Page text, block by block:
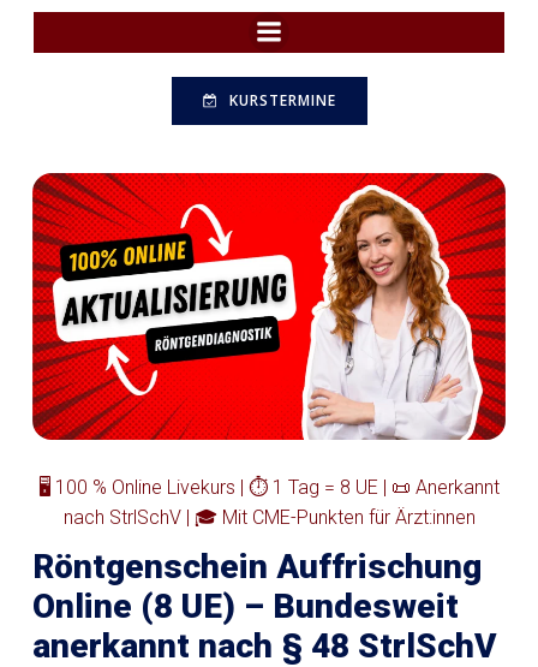
Zum
Inhalt
KURSTERMINE
🖥️ 100 % Online Livekurs | ⏱️ 1 Tag = 8 UE | 📜 Anerkannt
nach StrlSchV | 🎓 Mit CME-Punkten für Ärzt:innen
Röntgenschein Auffrischung
Online (8 UE) – Bundesweit
anerkannt nach § 48 StrlSchV